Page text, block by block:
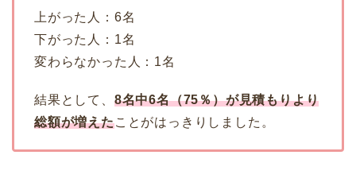
上がった人：6名
下がった人：1名
変わらなかった人：1名
結果として、 8名中6名（75％）が見積もりより
総額が増えたことがはっきりしました。